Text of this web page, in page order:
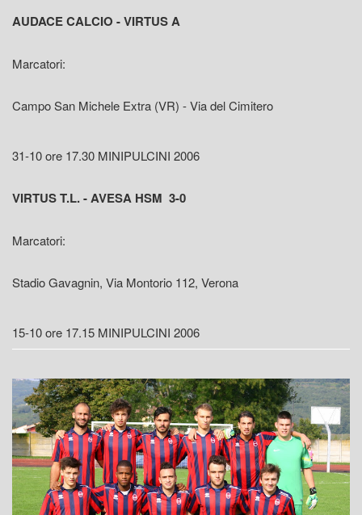
AUDACE CALCIO - VIRTUS A
Marcatori:
Campo San Michele Extra (VR) - Via del Cimitero
31-10 ore 17.30 MINIPULCINI 2006
VIRTUS T.L. - AVESA HSM 3-0
Marcatori:
Stadio Gavagnin, Via Montorio 112, Verona
15-10 ore 17.15 MINIPULCINI 2006